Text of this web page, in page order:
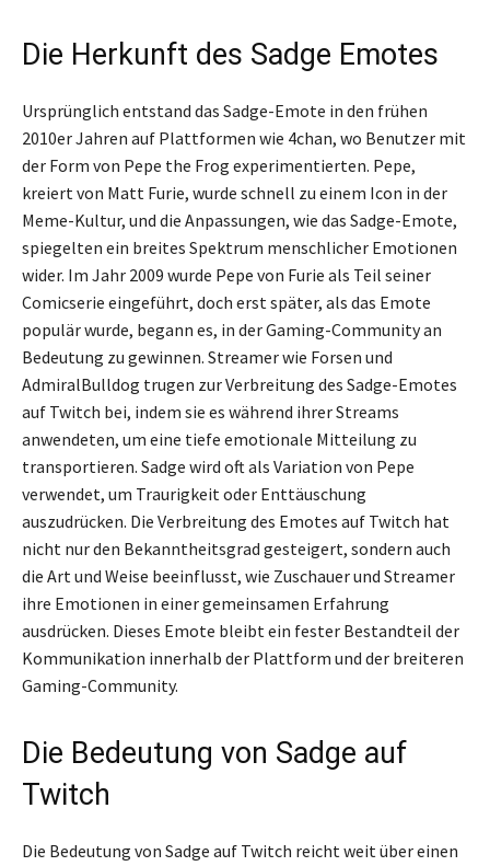
Die Herkunft des Sadge Emotes
Ursprünglich entstand das Sadge-Emote in den frühen
2010er Jahren auf Plattformen wie 4chan, wo Benutzer mit
der Form von Pepe the Frog experimentierten. Pepe,
kreiert von Matt Furie, wurde schnell zu einem Icon in der
Meme-Kultur, und die Anpassungen, wie das Sadge-Emote,
spiegelten ein breites Spektrum menschlicher Emotionen
wider. Im Jahr 2009 wurde Pepe von Furie als Teil seiner
Comicserie eingeführt, doch erst später, als das Emote
populär wurde, begann es, in der Gaming-Community an
Bedeutung zu gewinnen. Streamer wie Forsen und
AdmiralBulldog trugen zur Verbreitung des Sadge-Emotes
auf Twitch bei, indem sie es während ihrer Streams
anwendeten, um eine tiefe emotionale Mitteilung zu
transportieren. Sadge wird oft als Variation von Pepe
verwendet, um Traurigkeit oder Enttäuschung
auszudrücken. Die Verbreitung des Emotes auf Twitch hat
nicht nur den Bekanntheitsgrad gesteigert, sondern auch
die Art und Weise beeinflusst, wie Zuschauer und Streamer
ihre Emotionen in einer gemeinsamen Erfahrung
ausdrücken. Dieses Emote bleibt ein fester Bestandteil der
Kommunikation innerhalb der Plattform und der breiteren
Gaming-Community.
Die Bedeutung von Sadge auf
Twitch
Die Bedeutung von Sadge auf Twitch reicht weit über einen